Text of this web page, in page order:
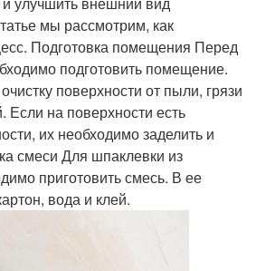
мы рассмотрим, как
Подготовка помещения Перед
подготовить помещение.
поверхности от пыли, грязи
Если на поверхности есть
их необходимо заделить и
смеси Для шпаклевки из
приготовить смесь. В ее
вода и клей.